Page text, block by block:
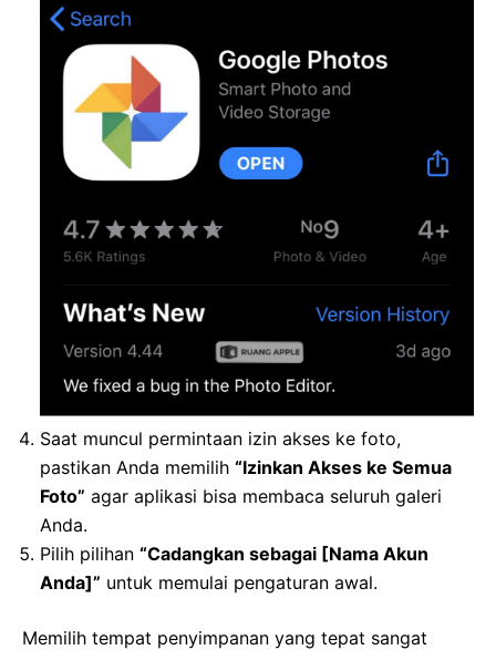
Saat muncul permintaan izin akses ke foto,
pastikan Anda memilih “Izinkan Akses ke Semua
Foto” agar aplikasi bisa membaca seluruh galeri
Anda.
Pilih pilihan “Cadangkan sebagai [Nama Akun
Anda]” untuk memulai pengaturan awal.
Memilih tempat penyimpanan yang tepat sangat